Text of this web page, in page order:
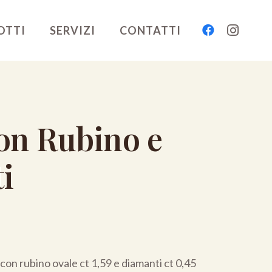
SERVIZI CONTATTI
Rubino e
rubino ovale ct 1,59 e diamanti ct 0,45